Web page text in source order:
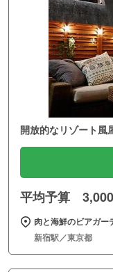
開放的なリゾート風
平均予算
肉と海鮮のビアガー
新宿駅／東京都